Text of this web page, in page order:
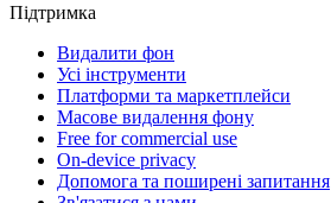
Підтримка
Видалити фон
Усі інструменти
Платформи та маркетплейси
Масове видалення фону
Free for commercial use
On-device privacy
Допомога та поширені запитання